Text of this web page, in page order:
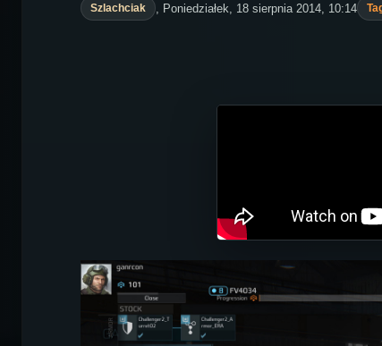
Szlachciak , Poniedziałek, 18 sierpnia 2014, 10:14